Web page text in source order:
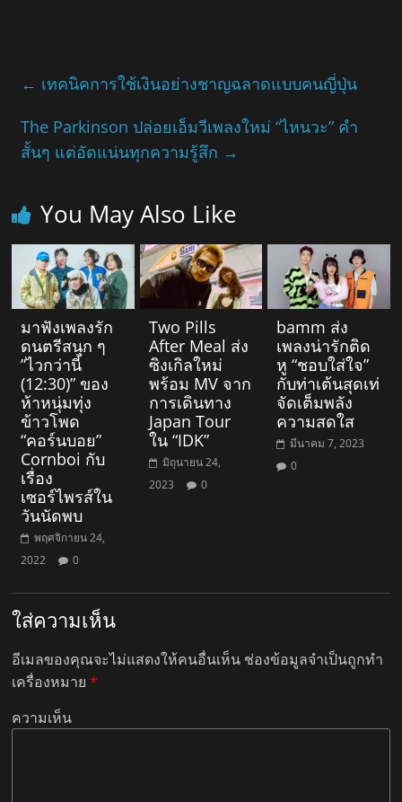
← เทคนิคการใช้เงินอย่างชาญฉลาดแบบคนญี่ปุ่น
The Parkinson ปล่อยเอ็มวีเพลงใหม่ “ไหนวะ” คำ
สั้นๆ แต่อัดแน่นทุกความรู้สึก →
You May Also Like
มาฟังเพลงรัก
ดนตรีสนุก ๆ
”ไวกว่านี้
(12:30)” ของ
ห้าหนุ่มทุ่ง
ข้าวโพด
“คอร์นบอย”
Cornboi กับ
เรื่อง
เซอร์ไพรส์ใน
วันนัดพบ
พฤศจิกายน 24,
2022
0
Two Pills
After Meal ส่ง
ซิงเกิลใหม่
พร้อม MV จาก
การเดินทาง
Japan Tour
ใน “IDK”
มิถุนายน 24,
2023
0
bamm ส่ง
เพลงน่ารักติด
หู “ชอบใส่ใจ”
กับท่าเต้นสุดเท่
จัดเต็มพลัง
ความสดใส
มีนาคม 7, 2023
0
ใส่ความเห็น
อีเมลของคุณจะไม่แสดงให้คนอื่นเห็น ช่องข้อมูลจำเป็นถูกทำ
เครื่องหมาย*
ความเห็น